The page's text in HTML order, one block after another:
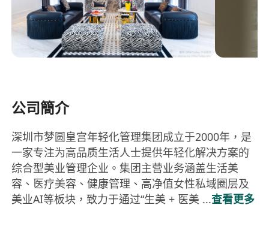
公司簡介
深圳市梦圆皇宫年轻化管理集团成立于2000年，是
一家专注为高品质生活人士提供年轻化解决方案的
综合型美业管理企业。集团主营业务涵盖生活美
容、医疗美容、健康管理、高净值女性私域圈层及
美业AI等板块，致力于通过“生美 + 医美 ...查看更多